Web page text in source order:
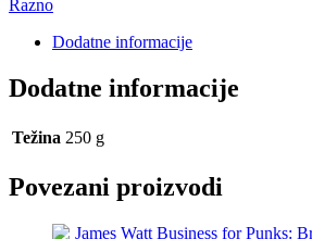
Razno
Dodatne informacije
Dodatne informacije
Težina 250 g
Povezani proizvodi